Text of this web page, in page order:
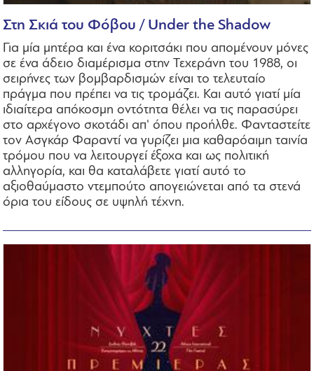
Στη Σκιά του Φόβου / Under the Shadow
Για μία μητέρα και ένα κοριτσάκι που απομένουν μόνες
σε ένα άδειο διαμέρισμα στην Τεχεράνη του 1988, οι
σειρήνες των βομβαρδισμών είναι το τελευταίο
πράγμα που πρέπει να τις τρομάζει. Και αυτό γιατί μία
ιδιαίτερα απόκοσμη οντότητα θέλει να τις παρασύρει
στο αρχέγονο σκοτάδι απ' όπου προήλθε. Φανταστείτε
τον Ασγκάρ Φαραντί να γυρίζει μια καθαρόαιμη ταινία
τρόμου που να λειτουργεί έξοχα και ως πολιτική
αλληγορία, και θα καταλάβετε γιατί αυτό το
αξιοθαύμαστο ντεμπούτο απογειώνεται από τα στενά
όρια του είδους σε υψηλή τέχνη.